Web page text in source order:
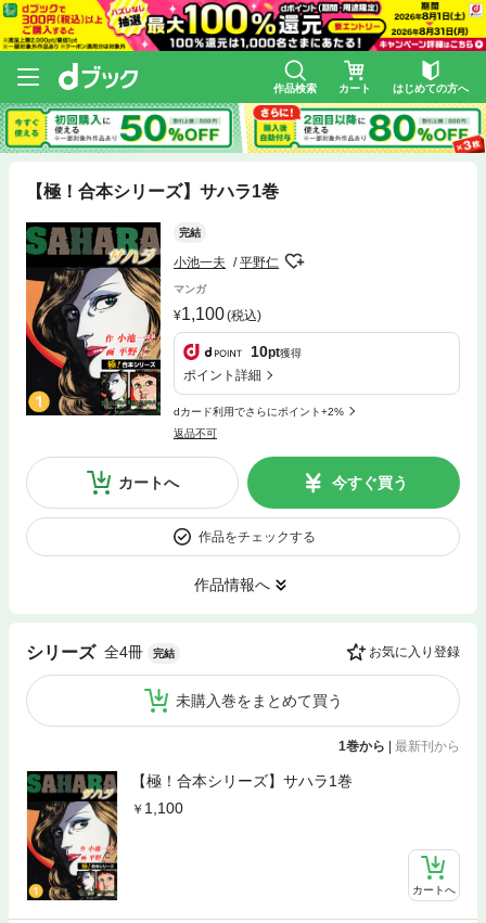
作品検索 カート はじめての方へ
【極！合本シリーズ】サハラ1巻
完結
小池一夫 平野仁
マンガ
1,100(税込)
10pt獲得
ポイント詳細
dカード利用でさらにポイント+2%
返品不可
カートへ 今すぐ買う
作品をチェックする
作品情報へ
シリーズ 全4冊 完結 お気に入り登録
未購入巻をまとめて買う
1巻から 最新刊から
【極！合本シリーズ】サハラ1巻
1,100
カートへ